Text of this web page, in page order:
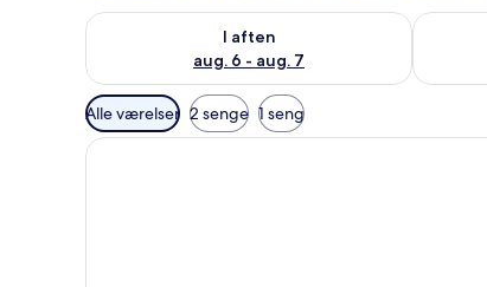
I aften
aug. 6 - aug. 7
Tjek tilgængelighed for i aften aug. 6 - aug. 7
Tjek
Tilgængelige
filtre
for
Alle værelser 2 senge 1 seng